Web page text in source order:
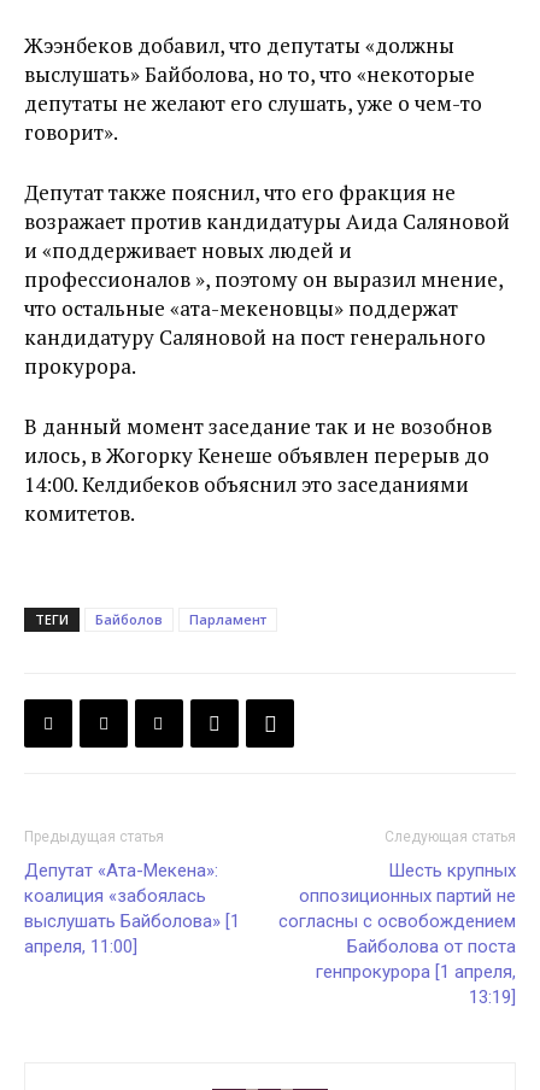
Жээнбеков добавил, что депутаты «должны
выслушать» Байболова, но то, что «некоторые
депутаты не желают его слушать, уже о чем-то
говорит».
Депутат также пояснил, что его фракция не
возражает против кандидатуры Аида Саляновой
и «поддерживает новых людей и
профессионалов », поэтому он выразил мнение,
что остальные «ата-мекеновцы» поддержат
кандидатуру Саляновой на пост генерального
прокурора.
В данный момент заседание так и не возобнов
илось, в Жогорку Кенеше объявлен перерыв до
14:00. Келдибеков объяснил это заседаниями
комитетов.
ТЕГИ Байболов Парламент
Предыдущая статья
Депутат «Ата-Мекена»:
коалиция «забоялась
выслушать Байболова» [1
апреля, 11:00]
Следующая статья
Шесть крупных
оппозиционных партий не
согласны с освобождением
Байболова от поста
генпрокурора [1 апреля,
13:19]